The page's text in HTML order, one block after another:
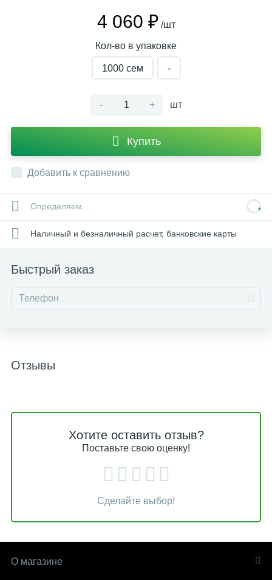
4 060 ₽ /шт
Кол-во в упаковке
1000 cем -
- + шт
Купить
Добавить к сравнению
Определяем...
Наличный и безналичный расчет, банковские карты
Быстрый заказ
Отзывы
Хотите оставить отзыв?
Поставьте свою оценку!
Сделайте выбор!
О магазине